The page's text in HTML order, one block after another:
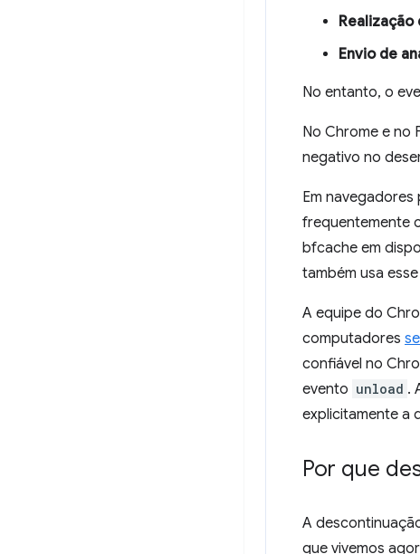
Envio de
No entanto, o
No Chrome e no
negativo no
Em
frequentemente
bfcache em
também usa
A equipe do
computadores
confiável no
evento unload .
explicitamente a
Por que
A
que vivemos